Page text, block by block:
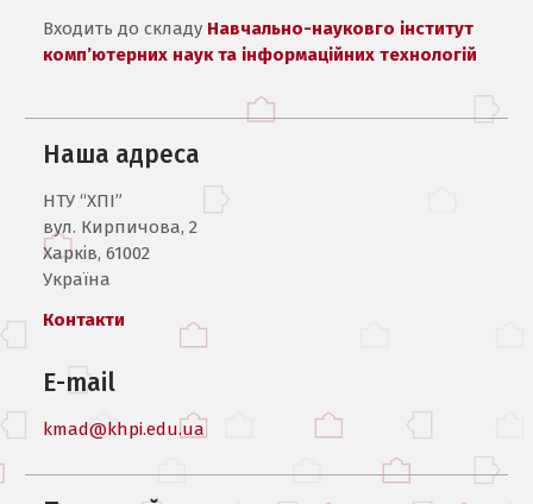
Входить до складу Навчально-науковго інститут
комп’ютерних наук та інформаційних технологій
Наша адреса
НТУ “ХПІ”
вул. Кирпичова, 2
Харків, 61002
Україна
Контакти
E-mail
kmad@khpi.edu.ua